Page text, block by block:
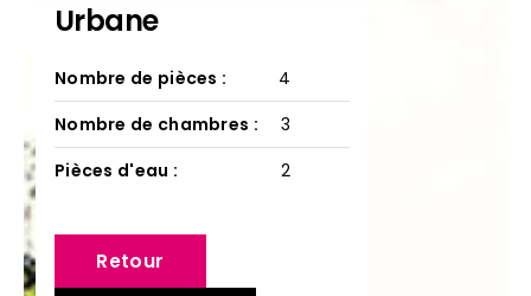
Urbane
Nombre de pièces :
4
Nombre de chambres :
3
Pièces d'eau :
2
Retour